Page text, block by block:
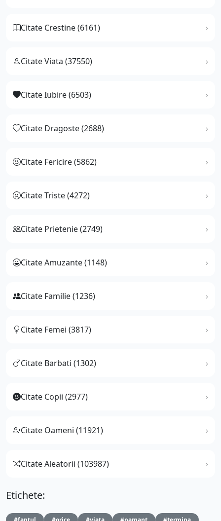
Citate Crestine (6161)
Citate Viata (37550)
Citate Iubire (6503)
Citate Dragoste (2688)
Citate Fericire (5862)
Citate Triste (4272)
Citate Prietenie (2749)
Citate Amuzante (1148)
Citate Familie (1236)
Citate Femei (3817)
Citate Barbati (1302)
Citate Copii (2977)
Citate Oameni (11921)
Citate Aleatorii (103987)
Etichete: